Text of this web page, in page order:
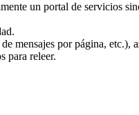
un portal de servicios
mensajes por página,
para releer.